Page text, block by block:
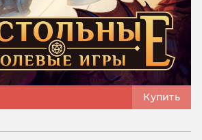
Купить